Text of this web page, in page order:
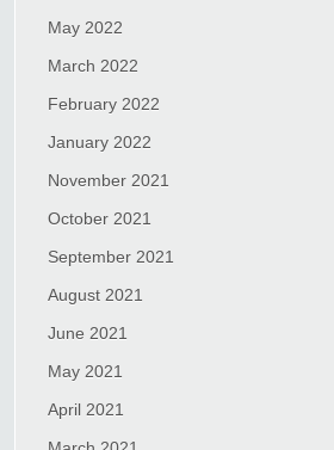
May 2022
March 2022
February 2022
January 2022
November 2021
October 2021
September 2021
August 2021
June 2021
May 2021
April 2021